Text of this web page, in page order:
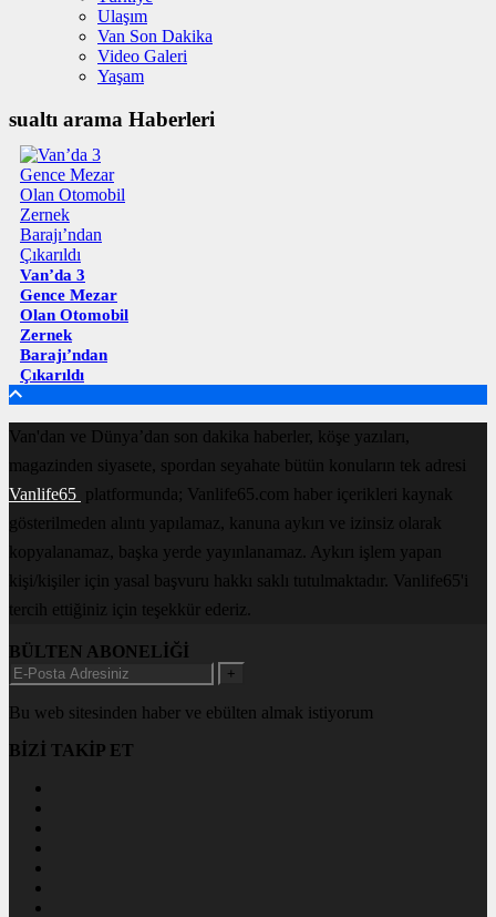
Ulaşım
Van Son Dakika
Video Galeri
Yaşam
sualtı arama Haberleri
Van’da 3
Gence Mezar
Olan Otomobil
Zernek
Barajı’ndan
Çıkarıldı
Van'dan ve Dünya’dan son dakika haberler, köşe yazıları,
magazinden siyasete, spordan seyahate bütün konuların tek adresi
Vanlife65 platformunda; Vanlife65.com haber içerikleri kaynak
gösterilmeden alıntı yapılamaz, kanuna aykırı ve izinsiz olarak
kopyalanamaz, başka yerde yayınlanamaz. Aykırı işlem yapan
kişi/kişiler için yasal başvuru hakkı saklı tutulmaktadır. Vanlife65'i
tercih ettiğiniz için teşekkür ederiz.
BÜLTEN ABONELİĞİ
+
Bu web sitesinden haber ve ebülten almak istiyorum
BİZİ TAKİP ET